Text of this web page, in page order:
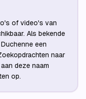
of video's van
Als bekende
een
naar
deze naam
op.